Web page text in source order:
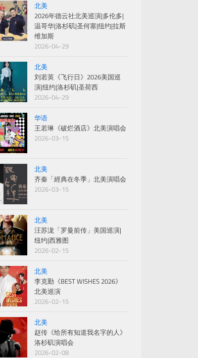
北美
2026年德云社北美巡演|多伦多|
温哥华|洛杉矶|圣何塞|纽约|拉斯
维加斯
2026-04-29
北美
刘若英《飞行日》2026美国巡
演|纽约|洛杉矶|圣荷西
2026-04-29
华语
王若琳《破烂酒店》北美演唱会
2026-03-15
北美
齐秦「經典在冬季」北美演唱会
2026-03-15
北美
汪苏泷「罗曼前传」美国巡演|
纽约|西雅图
2026-02-15
北美
李克勤《BEST WISHES 2026》
北美巡演
2026-02-15
北美
赵传《给所有知道我名字的人》
洛杉矶演唱会
2026-02-08